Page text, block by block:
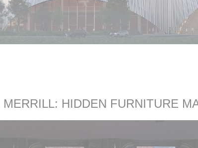
HIDDEN FURNITURE